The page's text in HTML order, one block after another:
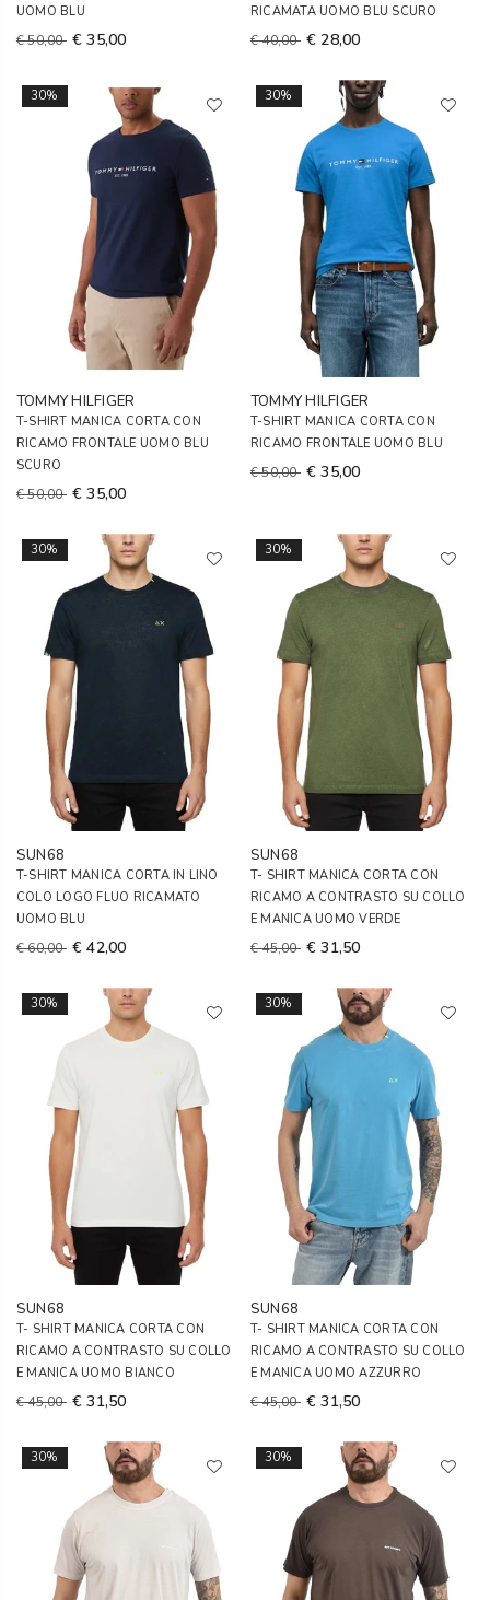
UOMO BLU
€ 50,00 € 35,00
RICAMATA UOMO BLU SCURO
€ 40,00 € 28,00
30%
TOMMY HILFIGER
T-SHIRT MANICA CORTA CON
RICAMO FRONTALE UOMO BLU
SCURO
€ 50,00 € 35,00
30%
TOMMY HILFIGER
T-SHIRT MANICA CORTA CON
RICAMO FRONTALE UOMO BLU
€ 50,00 € 35,00
30%
SUN68
T-SHIRT MANICA CORTA IN LINO
COLO LOGO FLUO RICAMATO
UOMO BLU
€ 60,00 € 42,00
30%
SUN68
T- SHIRT MANICA CORTA CON
RICAMO A CONTRASTO SU COLLO
E MANICA UOMO VERDE
€ 45,00 € 31,50
30%
SUN68
T- SHIRT MANICA CORTA CON
RICAMO A CONTRASTO SU COLLO
E MANICA UOMO BIANCO
€ 45,00 € 31,50
30%
SUN68
T- SHIRT MANICA CORTA CON
RICAMO A CONTRASTO SU COLLO
E MANICA UOMO AZZURRO
€ 45,00 € 31,50
30% 30%